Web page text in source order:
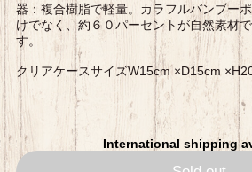
器：複合樹脂で軽量。カラフルバンブー
けでなく、約６０パーセントが自然素材
す。
クリアケースサイズW15cm ×D15cm
International shipping